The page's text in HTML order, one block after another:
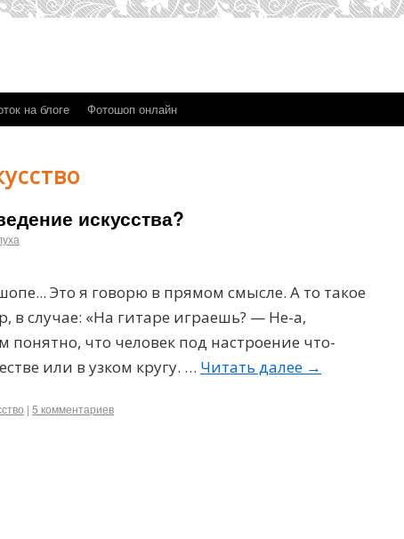
на блоге Фотошоп онлайн
искусства?
Это я говорю в прямом смысле. А то такое
в случае: «На гитаре играешь? — Не-а,
понятно, что человек под настроение что-
или в узком кругу. … Читать далее →
| 5 комментариев